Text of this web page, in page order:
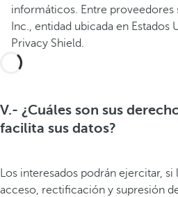
informáticos. Entre proveedores
Inc., entidad ubicada en Estados
Privacy Shield.
V.- ¿Cuáles son sus
facilita sus datos?
Los interesados podrán ejercitar,
acceso, rectificación y supresión